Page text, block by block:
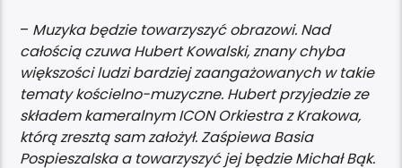
– Muzyka będzie towarzyszyć obrazowi. Nad
całością czuwa Hubert Kowalski, znany chyba
większości ludzi bardziej zaangażowanych w takie
tematy kościelno-muzyczne. Hubert przyjedzie ze
składem kameralnym ICON Orkiestra z Krakowa,
którą zresztą sam założył. Zaśpiewa Basia
Pospieszalska a towarzyszyć jej będzie Michał Bąk.